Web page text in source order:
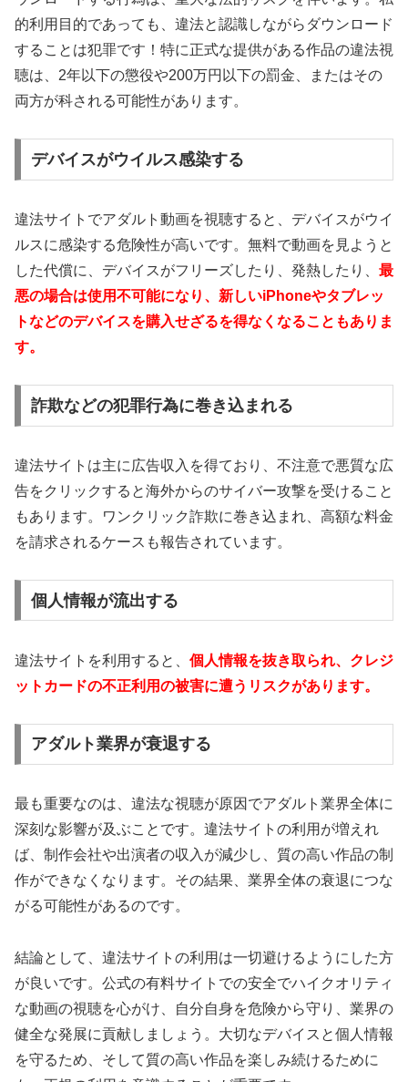
的利用目的であっても、違法と認識しながらダウンロード
することは犯罪です！特に正式な提供がある作品の違法視
聴は、2年以下の懲役や200万円以下の罰金、またはその
両方が科される可能性があります。
デバイスがウイルス感染する
違法サイトでアダルト動画を視聴すると、デバイスがウイ
ルスに感染する危険性が高いです。無料で動画を見ようと
した代償に、デバイスがフリーズしたり、発熱したり、 最
悪の場合は使用不可能になり、新しいiPhoneやタブレッ
トなどのデバイスを購入せざるを得なくなることもありま
す。
詐欺などの犯罪行為に巻き込まれる
違法サイトは主に広告収入を得ており、不注意で悪質な広
告をクリックすると海外からのサイバー攻撃を受けること
もあります。ワンクリック詐欺に巻き込まれ、高額な料金
を請求されるケースも報告されています。
個人情報が流出する
違法サイトを利用すると、 個人情報を抜き取られ、クレジ
ットカードの不正利用の被害に遭うリスクがあります。
アダルト業界が衰退する
最も重要なのは、違法な視聴が原因でアダルト業界全体に
深刻な影響が及ぶことです。違法サイトの利用が増えれ
ば、制作会社や出演者の収入が減少し、質の高い作品の制
作ができなくなります。その結果、業界全体の衰退につな
がる可能性があるのです。
結論として、違法サイトの利用は一切避けるようにした方
が良いです。公式の有料サイトでの安全でハイクオリティ
な動画の視聴を心がけ、自分自身を危険から守り、業界の
健全な発展に貢献しましょう。大切なデバイスと個人情報
を守るため、そして質の高い作品を楽しみ続けるために